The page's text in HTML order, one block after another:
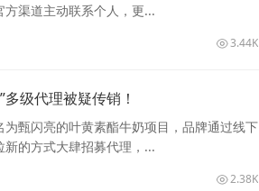
渠道主动联系个人，更...
3.44K
级代理被疑传销！
甄闪亮的叶黄素酯牛奶项目，品牌通过线下
的方式大肆招募代理，...
2.38K